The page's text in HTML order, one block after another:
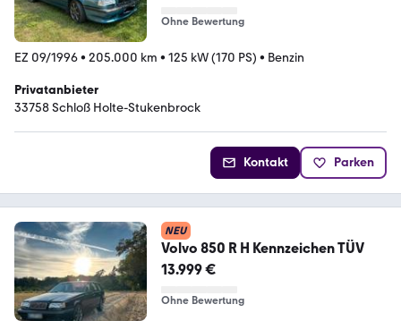
Ohne Bewertung
EZ 09/1996• 205.000 km • 125 kW (170 PS) • Benzin
Privatanbieter
33758 Schloß Holte-Stukenbrock
Kontakt Parken
NEU
Volvo 850 R H Kennzeichen TÜV
13.999 €
Ohne Bewertung